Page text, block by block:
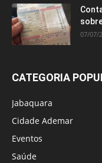
07/07/
CATEGORIA
Jabaquara
Cidade Ademar
Eventos
Saúde